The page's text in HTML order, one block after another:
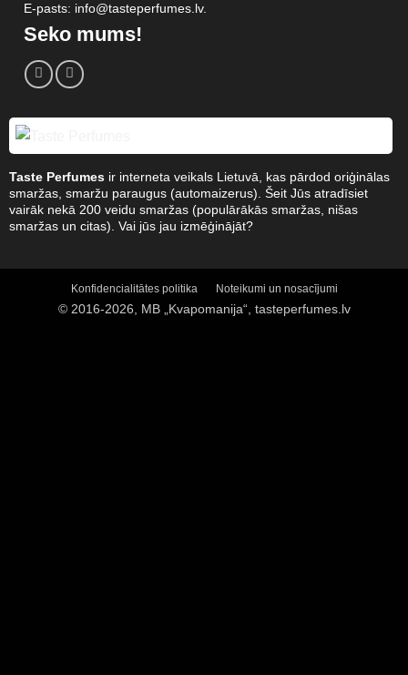
E-pasts: info@tasteperfumes.lv.
Seko mums!
Taste Perfumesir interneta veikals Lietuvā, kas pārdod oriģinālas
smaržas, smaržu paraugus (automaizerus). Šeit Jūs atradīsiet
vairāk nekā 200 veidu smaržas (populārākās smaržas, nišas
smaržas un citas). Vai jūs jau izmēģinājāt?
Konfidencialitātes politika Noteikumi un nosacījumi
© 2016-2026, MB „Kvapomanija“, tasteperfumes.lv